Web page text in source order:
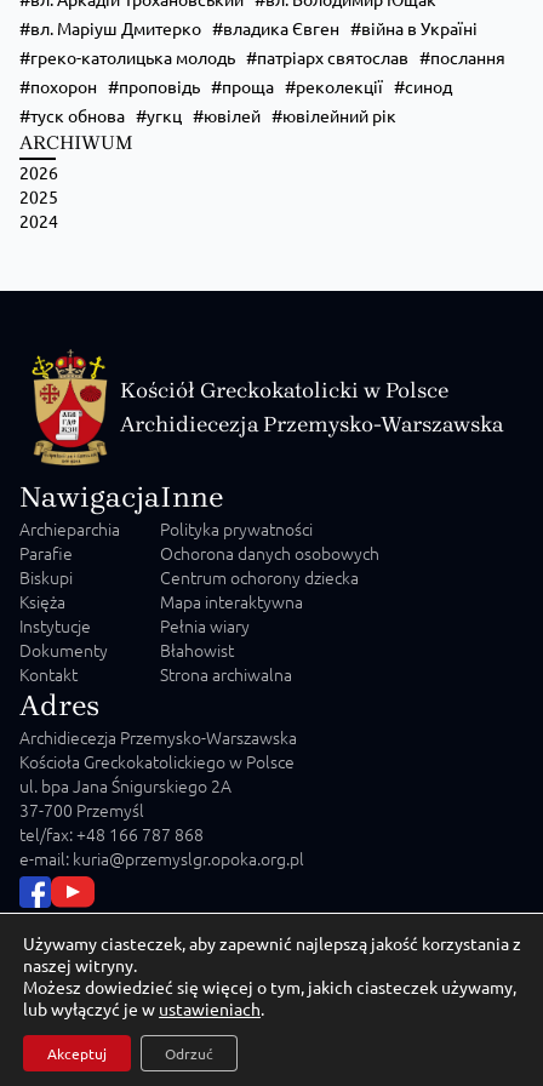
вл. Маріуш Дмитерко
владика Євген
війна в Україні
греко-католицька молодь
патріарх святослав
послання
похорон
проповідь проща реколекції
синод
туск обнова
угкц ювілей ювілейний рік
ARCHIWUM
2026
2025
2024
Kościół Greckokatolicki w Polsce
Archidiecezja Przemysko-Warszawska
Nawigacja
Archieparchia
Parafie
Biskupi
Księża
Instytucje
Dokumenty
Kontakt
Inne
Polityka prywatności
Ochorona danych osobowych
Centrum ochorony dziecka
Mapa interaktywna
Pełnia wiary
Błahowist
Strona archiwalna
Adres
Archidiecezja Przemysko-Warszawska
Kościoła Greckokatolickiego w Polsce
ul. bpa Jana Śnigurskiego 2A
37-700 Przemyśl
tel/fax: +48 166 787 868
e-mail: kuria@przemyslgr.opoka.org.pl
© 2026 Archidiecezja Przemysko-Warszawska Kościoła
Greckokatolickiego w Polsce
Używamy ciasteczek, aby zapewnić najlepszą jakość korzystania z
naszej witryny.
Możesz dowiedzieć się więcej o tym, jakich ciasteczek używamy,
lub wyłączyć je w ustawieniach.
Akceptuj Odrzuć